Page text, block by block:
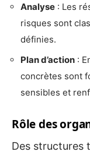
Analyse : Les
risques sont
définies.
Plan d’action :
concrètes sont
sensibles et
Rôle des
Des structures